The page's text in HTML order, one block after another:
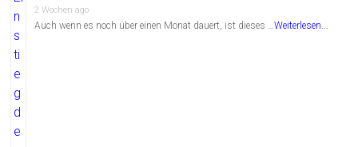
2 Wochen ago
Auch wenn es noch über einen Monat dauert, ist dieses …Weiterlesen...